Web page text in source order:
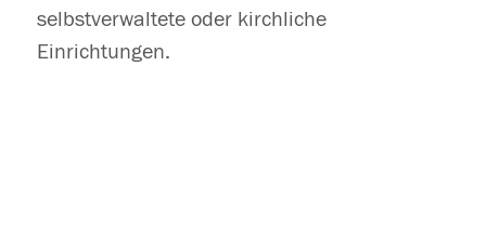
selbstverwaltete oder kirchliche
Einrichtungen.